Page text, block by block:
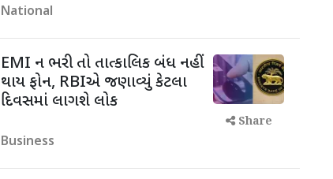
National
EMI ન ભરી તો તાત્કાલિક બંધ નહીં
થાય ફોન, RBIએ જણાવ્યું કેટલા
દિવસમાં લાગશે લોક
Business
Share